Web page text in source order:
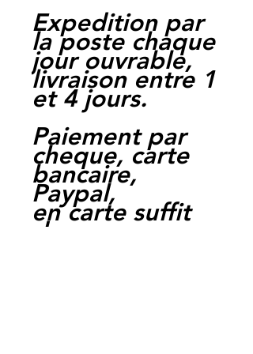
Expedition par
la poste chaque
jour ouvrable,
livraison entre 1
et 4 jours.
Paiement par
cheque, carte
bancaire,
Paypal,
en carte suffit
de payer sur